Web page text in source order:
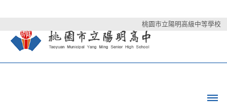
桃園市立陽明高級中等學校